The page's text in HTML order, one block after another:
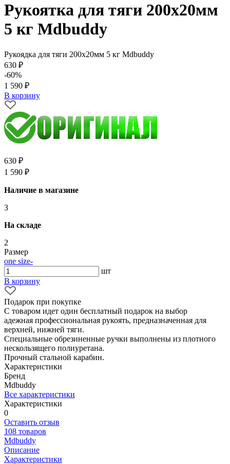
Рукоятка для тяги 200х20мм
5 кг Mdbuddy
Рукоядка для тяги 200х20мм 5 кг Mdbuddy
630 ₽
-60%
1 590 ₽
В корзину
630 ₽
1 590 ₽
Наличие в магазине
3
На складе
2
Размер
one size-
шт
В корзину
Подарок при покупке
С товаром идет один бесплатный подарок на выбор
адежная профессиональная рукоять, предназначенная для
верхней, нижней тяги.
Специальные обрезиненные ручки выполнены из плотного
нескользящего полиуретана.
Прочный стальной карабин.
Характеристики
Бренд
Mdbuddy
Все характеристики
Характеристики
0
Оставить отзыв
108 товаров
Mdbuddy
Описание
Характеристики